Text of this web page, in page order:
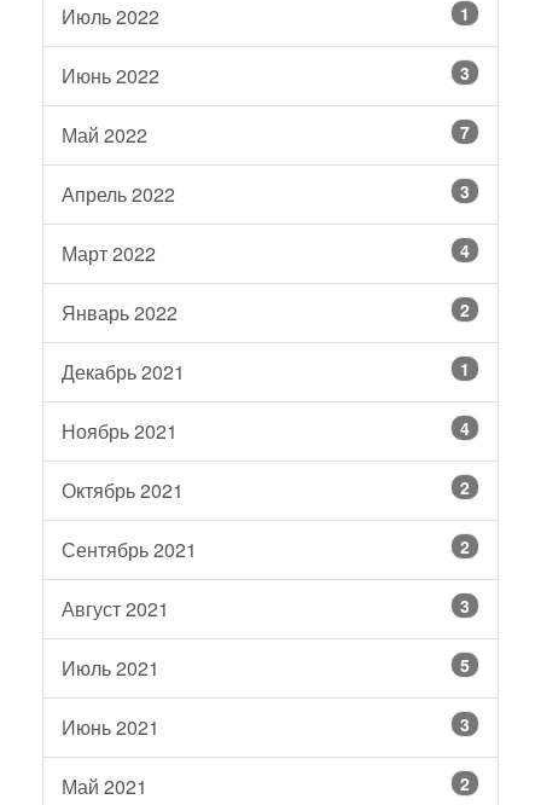
Июль 2022 1
Июнь 2022 3
Май 2022 7
Апрель 2022 3
Март 2022 4
Январь 2022 2
Декабрь 2021 1
Ноябрь 2021 4
Октябрь 2021 2
Сентябрь 2021 2
Август 2021 3
Июль 2021 5
Июнь 2021 3
Май 2021 2